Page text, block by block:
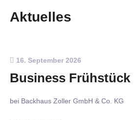
Aktuelles
16. September 2026
Business Frühstück
bei Backhaus Zoller GmbH & Co. KG